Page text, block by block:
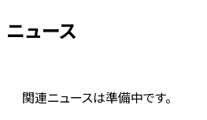
ニュース
関連ニュースは準備中です。